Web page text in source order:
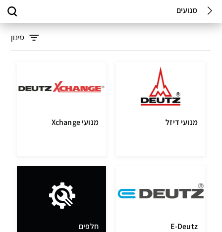
מנועים
סינון
מנועי דיזל מנועי Xchange
E-Deutz חלפים